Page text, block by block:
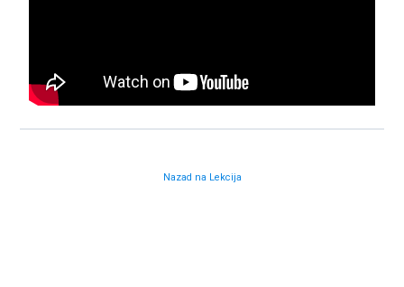
Nazad na Lekcija